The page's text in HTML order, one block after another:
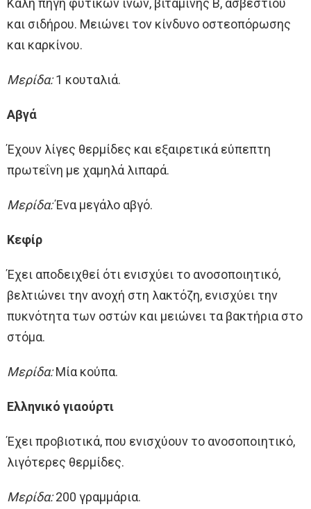
Καλή πηγή φυτικών ινών, βιταμίνης Β, ασβεστίου
και σιδήρου. Μειώνει τον κίνδυνο οστεοπόρωσης
και καρκίνου.
Μερίδα:1 κουταλιά.
Αβγά
Έχουν λίγες θερμίδες και εξαιρετικά εύπεπτη
πρωτεΐνη με χαμηλά λιπαρά.
Μερίδα:Ένα μεγάλο αβγό.
Κεφίρ
Έχει αποδειχθεί ότι ενισχύει το ανοσοποιητικό,
βελτιώνει την ανοχή στη λακτόζη, ενισχύει την
πυκνότητα των οστών και μειώνει τα βακτήρια στο
στόμα.
Μερίδα:Μία κούπα.
Ελληνικό γιαούρτι
Έχει προβιοτικά, που ενισχύουν το ανοσοποιητικό,
λιγότερες θερμίδες.
Μερίδα:200 γραμμάρια.